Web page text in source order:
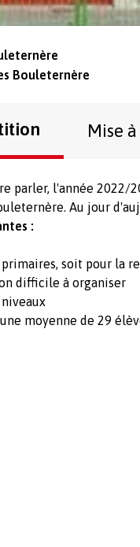
Bouleternère
Mise
parler, l'année 2022/
Au jour
:
soit pour la
difficile à organiser
moyenne de 29